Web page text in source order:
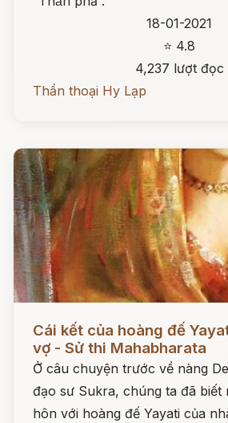
18-01-2021
⭐ 4.8
4,237 lượt đọc
Thần thoại Hy Lạp
Cái kết của hoàng đế
vợ - Sử thi Mahabharata
Ở câu chuyện trước về nàng
đạo sư Sukra, chúng ta đã biết
hôn với hoàng đế Yayati của